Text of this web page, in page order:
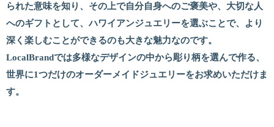
られた意味を知り、その上で自分自身へのご褒美や、大切な人
へのギフトとして、ハワイアンジュエリーを選ぶことで、より
深く楽しむことができるのも大きな魅力なのです。
LocalBrandでは多様なデザインの中から彫り柄を選んで作る、
世界に1つだけのオーダーメイドジュエリーをお求めいただけま
す。